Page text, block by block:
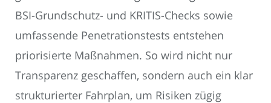
BSI-Grundschutz- und KRITIS-Checks sowie
umfassende Penetrationstests entstehen
priorisierte Maßnahmen. So wird nicht nur
Transparenz geschaffen, sondern auch ein klar
strukturierter Fahrplan, um Risiken zügig